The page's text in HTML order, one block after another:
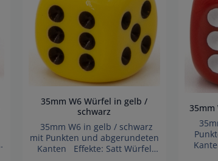
35mm W6 Würfel in gelb /
schwarz
35mm W6 in gelb / schwarz
mit Punkten und abgerundeten
Kanten Effekte: Satt Würfel
35mm